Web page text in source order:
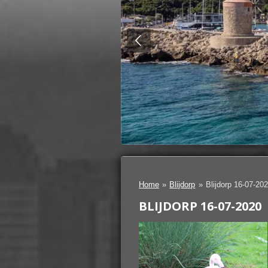
Home » Blijdorp » Blijdorp 16-07-
BLIJDORP 16-07-2020